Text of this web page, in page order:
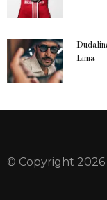
Lima
© Copyright 2026